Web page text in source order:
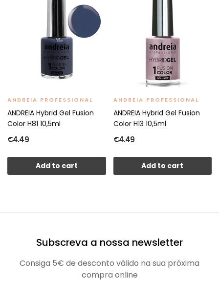
ANDREIA PROFESSIONAL
ANDREIA Hybrid Gel Fusion
Color H81 10,5ml
€4.49
Add to cart
ANDREIA PROFESSIONAL
ANDREIA Hybrid Gel Fusion
Color H13 10,5ml
€4.49
Add to cart
Subscreva a nossa newsletter
Consiga 5€ de desconto válido na sua próxima
compra online